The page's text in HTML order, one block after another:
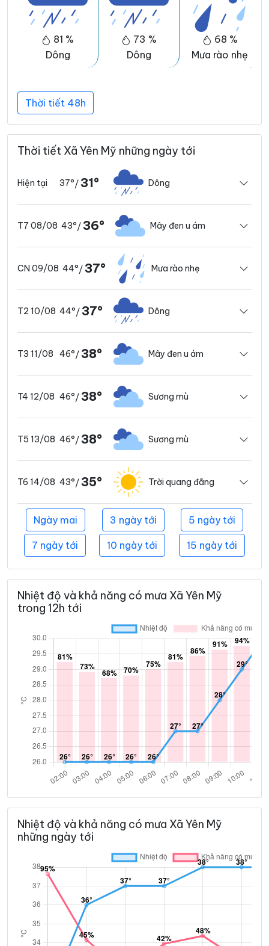
81 %
Dông
73 %
Dông
68 %
Mưa rào nhẹ
Thời tiết 48h
Thời tiết Xã Yên Mỹ những ngày tới
Hiện tại 37°/ 31° Dông
T7 08/08 43°/ 36° Mây đen u ám
CN 09/08 44°/ 37° Mưa rào nhẹ
T2 10/08 44°/ 37° Dông
T3 11/08 46°/ 38° Mây đen u ám
T4 12/08 46°/ 38° Sương mù
T5 13/08 46°/ 38° Sương mù
T6 14/08 43°/ 35° Trời quang đãng
Ngày mai 3 ngày tới 5 ngày tới
7 ngày tới 10 ngày tới 15 ngày tới
Nhiệt độ và khả năng có mưa Xã Yên Mỹ
trong 12h tới
Nhiệt độ và khả năng có mưa Xã Yên Mỹ
những ngày tới